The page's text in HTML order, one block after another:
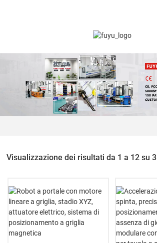
Visualizzazione dei risultati da 1 a 12 su 3